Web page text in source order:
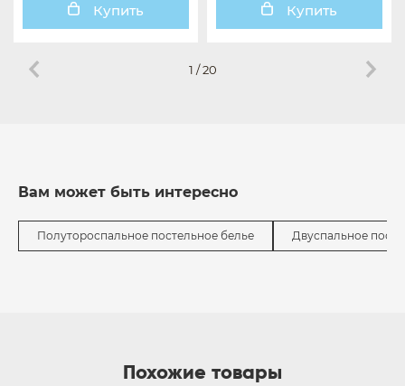
Купить Купить
1 /20
Вам может быть интересно
Полутороспальное постельное белье Двуспальное
Похожие товары